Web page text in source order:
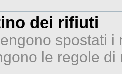
dei rifiuti
spostati i
le regole di